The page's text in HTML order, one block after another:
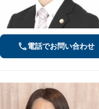
電話でお問い合わせ